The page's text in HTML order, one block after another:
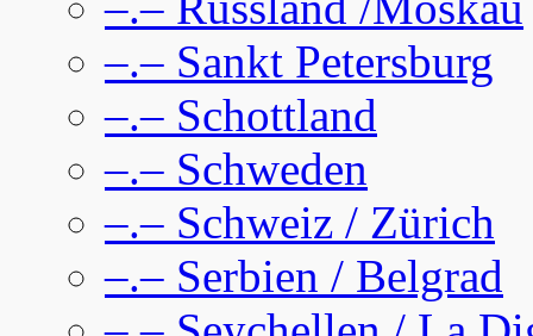
–.– Sankt Petersburg
–.– Schottland
–.– Schweden
–.– Schweiz / Zürich
–.– Serbien / Belgrad